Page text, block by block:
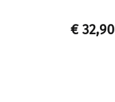
€ 32,90